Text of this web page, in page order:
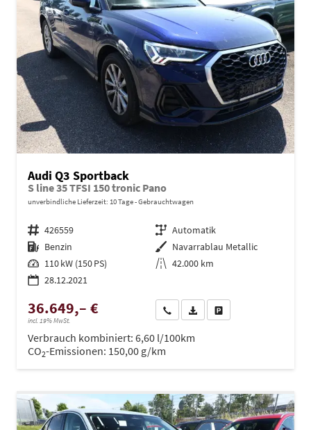
Audi Q3 Sportback
S line 35 TFSI 150 tronic Pano
unverbindliche Lieferzeit: 10 Tage Gebrauchtwagen
Fahrzeugnr. 426559 Getriebe Automatik
Kraftstoff Benzin Außenfarbe Navarrablau Metallic
Leistung 110 kW (150 PS) Kilometerstand 42.000 km
28.12.2021
36.649,– €
incl. 19% MwSt.
Wir rufen Sie anPDF-Datei, Fahrzeugexposé
Verbrauch kombiniert: 6,60 l/100km
CO2-Emissionen: 150,00 g/km